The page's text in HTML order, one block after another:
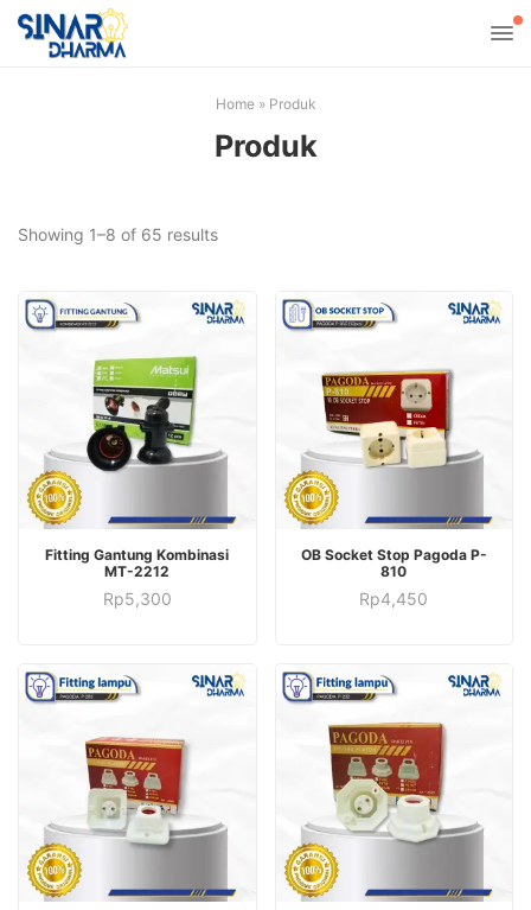
Home» Produk
Produk
Showing 1–8 of 65 resultsSorted
ADD TO CART
Fitting Gantung Kombinasi
MT-2212
Rp5,300
ADD TO CART
OB Socket Stop Pagoda P-
810
Rp4,450